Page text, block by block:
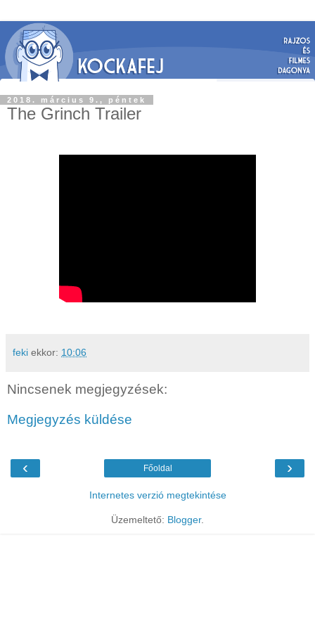
2018. március 9., péntek
The Grinch Trailer
feki ekkor: 10:06
Nincsenek megjegyzések:
Megjegyzés küldése
‹ ›
Főoldal
Internetes verzió megtekintése
Üzemeltető: Blogger.